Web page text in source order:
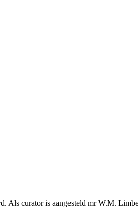
curator is aangesteld mr W.M.